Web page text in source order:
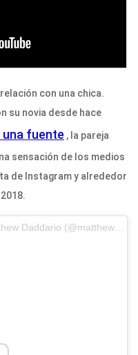
con una chica.
su novia desde hace
una fuente , la pareja
sensación de los medios
de Instagram y alrededor